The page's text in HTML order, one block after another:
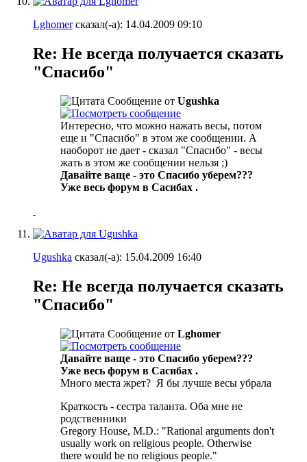
Lghomerсказал(-а): 14.04.2009 09:10
Re: Не всегда получается сказать
"Спасибо"
Сообщение от Ugushka
Интересно, что можно нажать весы, потом
еще и "Спасибо" в этом же сообщении. А
наоборот не дает - сказал "Спасибо" - весы
жать в этом же сообщении нельзя ;)
Давайте ваще - это Спасибо уберем???
Уже весь форум в Сасибах .
Ugushka сказал(-а): 15.04.2009 16:40
Re: Не всегда получается сказать
"Спасибо"
Сообщение от Lghomer
Давайте ваще - это Спасибо уберем???
Уже весь форум в Сасибах .
Много места жрет? Я бы лучше весы убрала
Краткость - сестра таланта. Оба мне не
родственники
Gregory House, M.D.: "Rational arguments don't
usually work on religious people. Otherwise
there would be no religious people."